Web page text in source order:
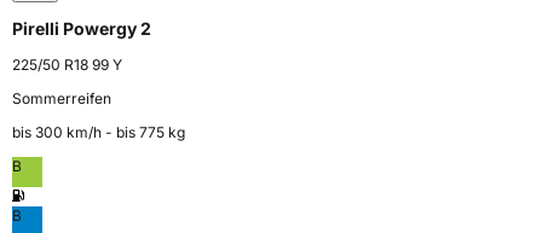
Pirelli Powergy 2
225/50 R18 99 Y
Sommerreifen
bis 300 km⁠/⁠h - bis 775 kg
B
B